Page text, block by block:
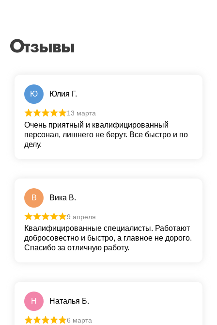
Отзывы
Ю Юлия Г.
13 марта
Очень приятный и квалифицированный
персонал, лишнего не берут. Все быстро и по
делу.
В Вика В.
9 апреля
Квалифицированные специалисты. Работают
добросовестно и быстро, а главное не дорого.
Спасибо за отличную работу.
Н Наталья Б.
6 марта